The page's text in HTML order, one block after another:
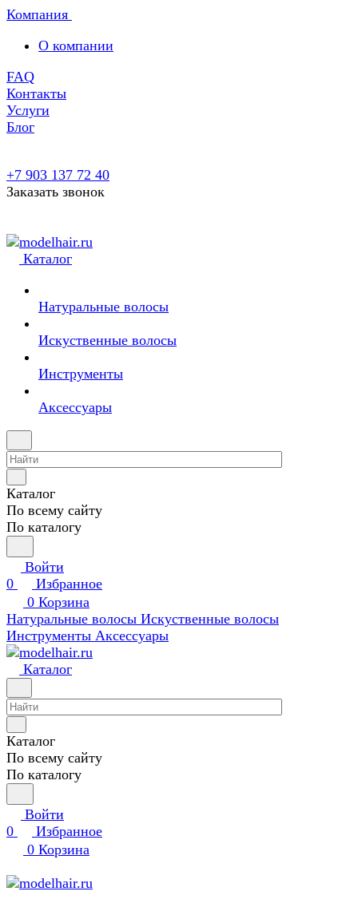
Компания
О компании
FAQ
Контакты
Услуги
Блог
+7 903 137 72 40
Заказать звонок
Каталог
Натуральные волосы
Искуственные волосы
Инструменты
Аксессуары
Каталог
По всему сайту
По каталогу
Войти
0
Избранное
0 Корзина
Натуральные волосы Искуственные волосы
Инструменты Аксессуары
Каталог
Каталог
По всему сайту
По каталогу
Войти
0
Избранное
0 Корзина